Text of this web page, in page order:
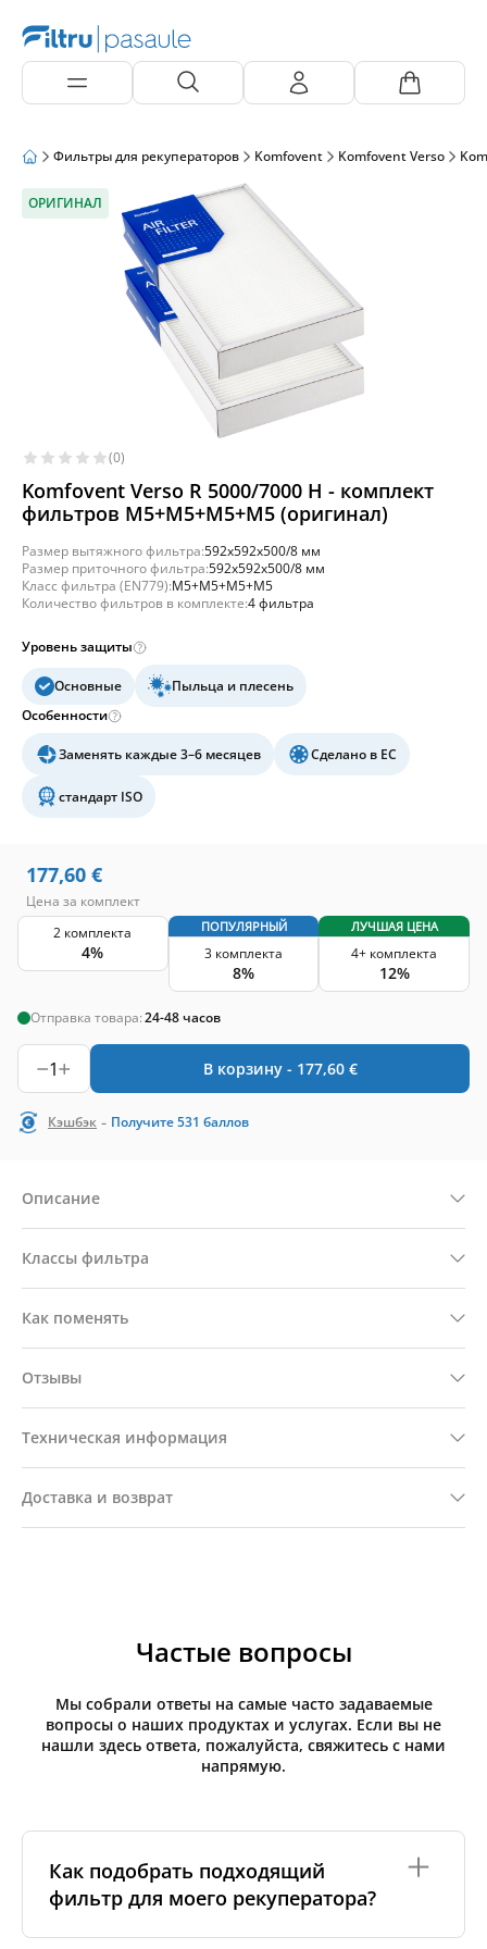
Фильтры для рекуператоров Komfovent Komfovent Verso
ОРИГИНАЛ
(0)
Komfovent Verso R 5000/7000 H - комплект
фильтров M5+M5+M5+M5 (оригинал)
Размер вытяжного фильтра:592x592x500/8 мм
Размер приточного фильтра:592x592x500/8 мм
Класс фильтра (EN779):M5+M5+M5+M5
Количество фильтров в комплекте:4 фильтра
Уровень защиты
Основные
Пыльца и плесень
Особенности
Заменять каждые 3–6 месяцев Сделано в ЕС
стандарт ISO
177,60 €
Цена за комплект
2 комплекта
4%
ПОПУЛЯРНЫЙ
3 комплекта
8%
ЛУЧШАЯ ЦЕНА
4+ комплекта
12%
Отправка товара:24-48 часов
1 В корзину - 177,60 €
Кэшбэк - Получите531 баллов
Описание
Классы фильтра
Как поменять
Отзывы
Техническая информация
Доставка и возврат
Частые вопросы
Мы собрали ответы на самые часто задаваемые
вопросы о наших продуктах и услугах. Если вы не
нашли здесь ответа, пожалуйста, свяжитесь с нами
напрямую.
Как подобрать подходящий
фильтр для моего рекуператора?